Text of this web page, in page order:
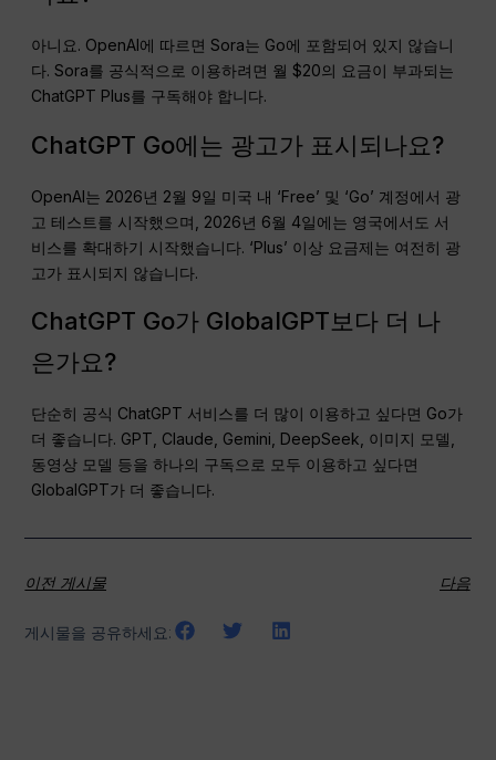
아니요. OpenAI에 따르면 Sora는 Go에 포함되어 있지 않습니
다. Sora를 공식적으로 이용하려면 월 $20의 요금이 부과되는
ChatGPT Plus를 구독해야 합니다.
ChatGPT Go에는 광고가 표시되나요?
OpenAI는 2026년 2월 9일 미국 내 ‘Free’ 및 ‘Go’ 계정에서 광
고 테스트를 시작했으며, 2026년 6월 4일에는 영국에서도 서
비스를 확대하기 시작했습니다. ‘Plus’ 이상 요금제는 여전히 광
고가 표시되지 않습니다.
ChatGPT Go가 GlobalGPT보다 더 나
은가요?
단순히 공식 ChatGPT 서비스를 더 많이 이용하고 싶다면 Go가
더 좋습니다. GPT, Claude, Gemini, DeepSeek, 이미지 모델,
동영상 모델 등을 하나의 구독으로 모두 이용하고 싶다면
GlobalGPT가 더 좋습니다.
이전 게시물 다음
게시물을 공유하세요: